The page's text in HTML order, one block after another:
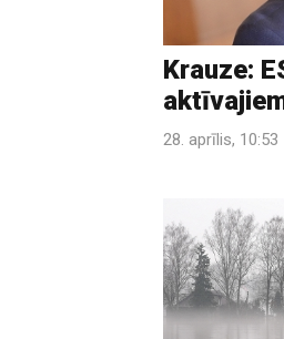
Krauze:
28. aprīlis, 10:53